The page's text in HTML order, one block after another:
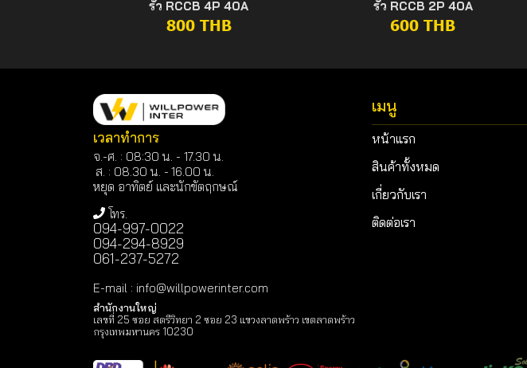
รั่ว RCCB 4P 40A
800 THB
รั่ว RCCB 2P 40A
600 THB
เวลาทำการ
จ.-ศ. : 08:30 น. - 17.30 น.
ส. : 08.30 น. - 16.00 น.
หยุด อาทิตย์ และนักขัตฤกษณ์
โทร.
094-997-0022
094-294-8929
061-237-5272
E-mail : info@willpowerinter.com
สำนักงานใหญ่
เลขที่ 25 ซอย สตรีวิทยา 2 ซอย 23 แขวงลาดพร้าว เขตลาดพร้าว
กรุงเทพมหานคร 10230
เมนู
หน้าแรก
สินค้าทั้งหมด
เกี่ยวกับเรา
ติดต่อเรา